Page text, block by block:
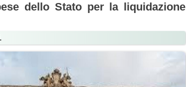
dello Stato per la liquidazione